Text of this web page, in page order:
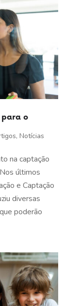
para o
, Notícias
na captação
últimos
e Captação
diversas
poderão